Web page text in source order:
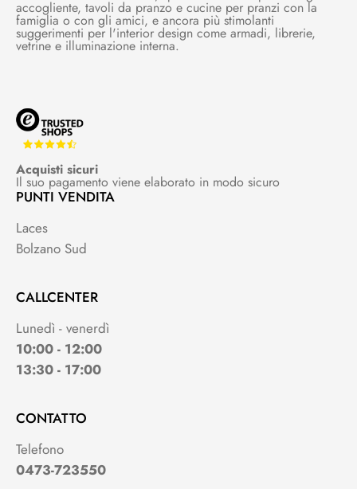
accogliente, tavoli da pranzo e cucine per pranzi con la
famiglia o con gli amici, e ancora più stimolanti
suggerimenti per l'interior design come armadi, librerie,
vetrine e illuminazione interna.
Acquisti sicuri
Il suo pagamento viene elaborato in modo sicuro
PUNTI VENDITA
Laces
Bolzano Sud
CALLCENTER
Lunedì - venerdì
10:00 - 12:00
13:30 - 17:00
CONTATTO
Telefono
0473-723550